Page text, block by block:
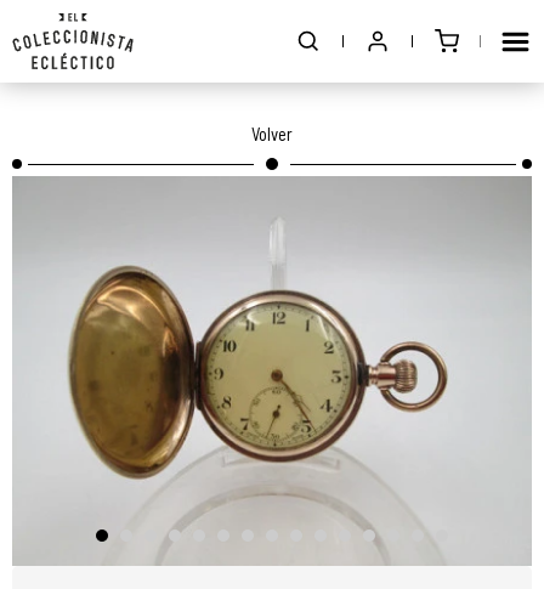
Volver